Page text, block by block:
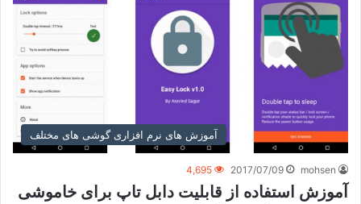
آموزش های نرم افزاری گوشی های مختلف
mohsen
2017/07/09
4,695
آموزش استفاده از قابلیت دابل تاپ برای خاموشی